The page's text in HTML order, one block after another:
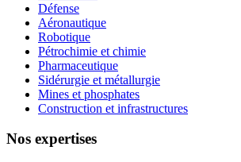
Défense
Aéronautique
Robotique
Pétrochimie et chimie
Pharmaceutique
Sidérurgie et métallurgie
Mines et phosphates
Construction et infrastructures
Nos expertises